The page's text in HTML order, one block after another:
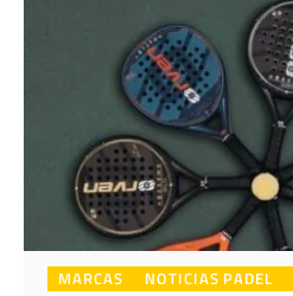
MARCAS NOTICIAS PADEL